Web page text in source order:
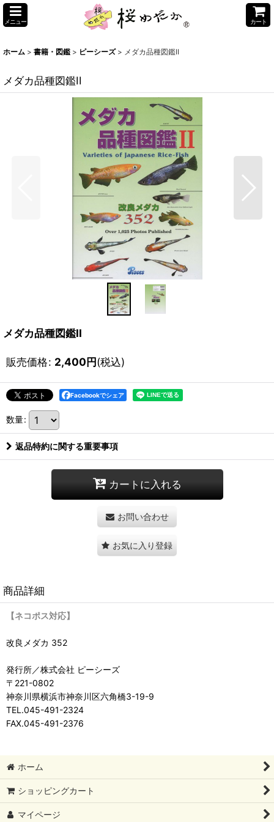
メニュー カート
ホーム > 書籍・図鑑 > ピーシーズ > メダカ品種図鑑II
メダカ品種図鑑II
メダカ品種図鑑II
販売価格: 2,400円(税込)
Facebookでシェア
数量:
返品特約に関する重要事項
カートに入れる
お問い合わせ
お気に入り登録
商品詳細
【ネコポス対応】
改良メダカ 352
発行所／株式会社 ピーシーズ
〒221-0802
神奈川県横浜市神奈川区六角橋3-19-9
TEL.045-491-2324
FAX.045-491-2376
ホーム
ショッピングカート
マイページ